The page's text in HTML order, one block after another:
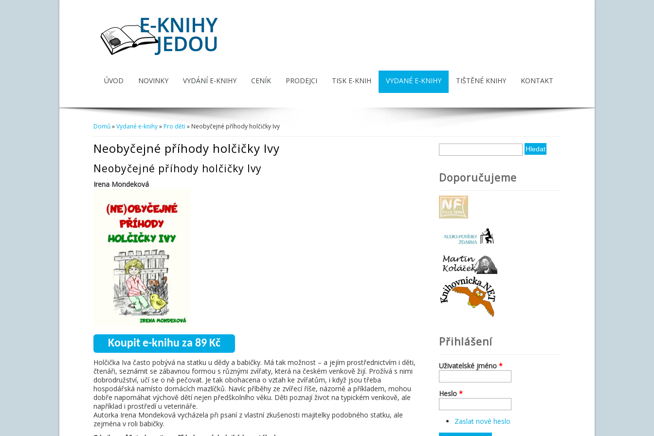
ÚVOD NOVINKY VYDÁNÍ E-KNIHY CENÍK PRODEJCI TISK E-KNIH VYDANÉ E-KNIHY TIŠTĚNÉ KNIHY KONTAKT
Domů»Vydané e-knihy»Pro děti » Neobyčejné příhody holčičky Ivy
Neobyčejné příhody holčičky Ivy
Neobyčejné příhody holčičky Ivy
Irena Mondeková
Koupit e-knihu za 89 Kč
Holčička Iva často pobývá na statku u dědy a babičky. Má tak možnost – a jejím prostřednictvím i děti,
čtenáři, seznámit se zábavnou formou s různými zvířaty, která na českém venkově žijí. Prožívá s nimi
dobrodružství, učí se o ně pečovat. Je tak obohacena o vztah ke zvířatům, i když jsou třeba
hospodářská namísto domácích mazlíčků. Navíc příběhy ze zvířecí říše, názorně a příkladem, mohou
dobře napomáhat výchově dětí nejen předškolního věku. Děti poznají život na typickém venkově, ale
například i prostředí u veterináře.
Autorka Irena Mondeková vycházela při psaní z vlastní zkušenosti majitelky podobného statku, ale
zejména v roli babičky.
Vyhledávání
Hledat
Doporučujeme
Přihlášení
Uživatelské jméno *
Heslo *
Zaslat nové heslo